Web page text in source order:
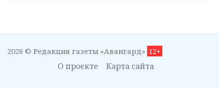
2026 © Редакция газеты «Авангард» 12+
О проекте Карта сайта